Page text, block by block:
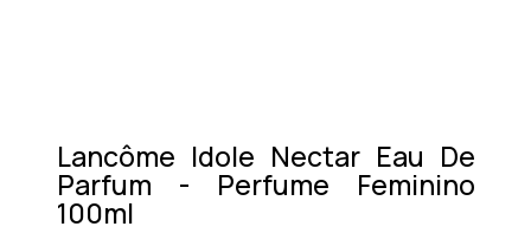
Lancôme Idole Nectar Eau De
Parfum - Perfume Feminino
100ml